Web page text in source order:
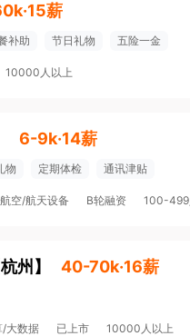
薪
补助 节日礼物 五险一金
10000人以上
6-9k·14薪
物 定期体检 通讯津贴
航空/航天设备 B轮融资 100-
杭州 】 40-70k·16薪
/大数据 已上市 10000人以上